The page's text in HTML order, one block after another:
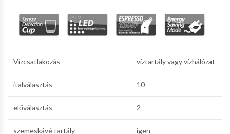
Vízcsatlakozás víztartály vagy vízhálózat
italválasztás 10
előválasztás 2
szemeskávé tartály igen